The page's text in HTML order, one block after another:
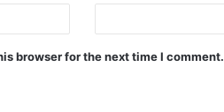
browser for the next time I comment.